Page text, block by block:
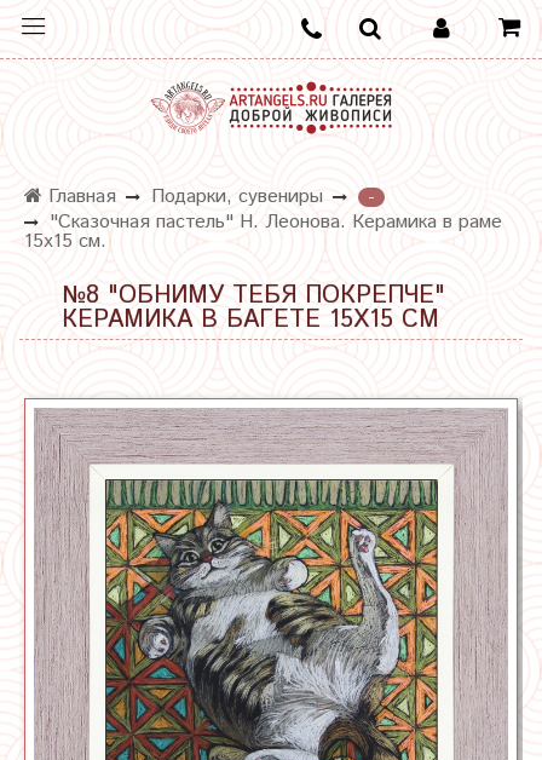
Главная Подарки, сувениры
-
"Сказочная пастель" Н. Леонова. Керамика в раме
15х15 см.
№8 "ОБНИМУ ТЕБЯ ПОКРЕПЧЕ"
КЕРАМИКА В БАГЕТЕ 15Х15 СМ